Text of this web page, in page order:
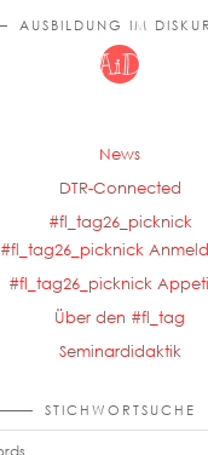
AUSBILDUNG IM
News
DTR-Connected
#fl_tag26_picknick
#fl_tag26_picknick
#fl_tag26_picknick
Über den #fl_tag
Seminardidaktik
STICHWORTSUCHE